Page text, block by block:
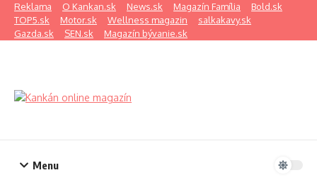
Preskočiť na obsah
Reklama O Kankan.sk News.sk Magazín Família
Bold.sk
TOP5.sk
Motor.sk Wellness magazin
salkakavy.sk
Gazda.sk
SEN.sk Magazín bývanie.sk
Menu